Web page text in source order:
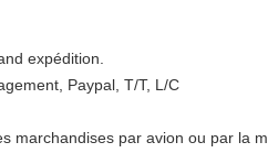
expédition.
Paypal, T/T, L/C
marchandises par avion ou par la